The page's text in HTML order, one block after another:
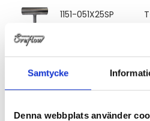
Samtycke
Denna webbplats använder
1151-051X25SP
1151-051X38AQX